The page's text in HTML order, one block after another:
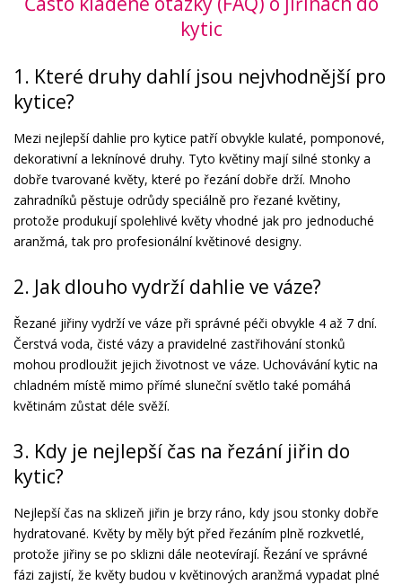
kytic
1. Které druhy dahlí jsou nejvhodnější pro
kytice?
Mezi nejlepší dahlie pro kytice patří obvykle kulaté, pomponové,
dekorativní a leknínové druhy. Tyto květiny mají silné stonky a
dobře tvarované květy, které po řezání dobře drží. Mnoho
zahradníků pěstuje odrůdy speciálně pro řezané květiny,
protože produkují spolehlivé květy vhodné jak pro jednoduché
aranžmá, tak pro profesionální květinové designy.
2. Jak dlouho vydrží dahlie ve váze?
Řezané jiřiny vydrží ve váze při správné péči obvykle 4 až 7 dní.
Čerstvá voda, čisté vázy a pravidelné zastřihování stonků
mohou prodloužit jejich životnost ve váze. Uchovávání kytic na
chladném místě mimo přímé sluneční světlo také pomáhá
květinám zůstat déle svěží.
3. Kdy je nejlepší čas na řezání jiřin do
kytic?
Nejlepší čas na sklizeň jiřin je brzy ráno, kdy jsou stonky dobře
hydratované. Květy by měly být před řezáním plně rozkvetlé,
protože jiřiny se po sklizni dále neotevírají. Řezání ve správné
fázi zajistí, že květy budou v květinových aranžmá vypadat plné